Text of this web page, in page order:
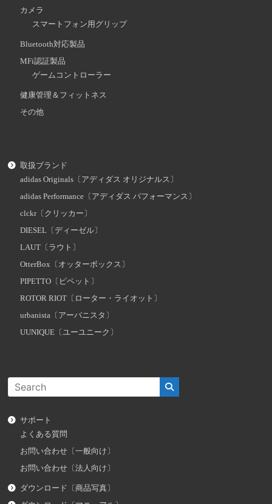
カメラ
スマートフォン用グリップ
Bluetooth対応製品
MFi認証製品
ゲームコントローラー
健康管理＆フィットネス
その他
取扱ブランド
adidas Originals〔アディダス オリジナルス〕
adidas Performance〔アディダス パフォーマンス〕
clckr〔クリッカー〕
DIESEL〔ディーゼル〕
LAUT〔ラウト〕
OtterBox〔オッターボックス〕
PIPETTO〔ピペット〕
ROTOR RIOT〔ローター・ライオット〕
urbanista〔アーバニスタ〕
UUNIQUE〔ユーユニーク〕
サポート
よくある質問
お問い合わせ〔一般向け〕
お問い合わせ〔法人向け〕
ダウンロード〔商品写真〕